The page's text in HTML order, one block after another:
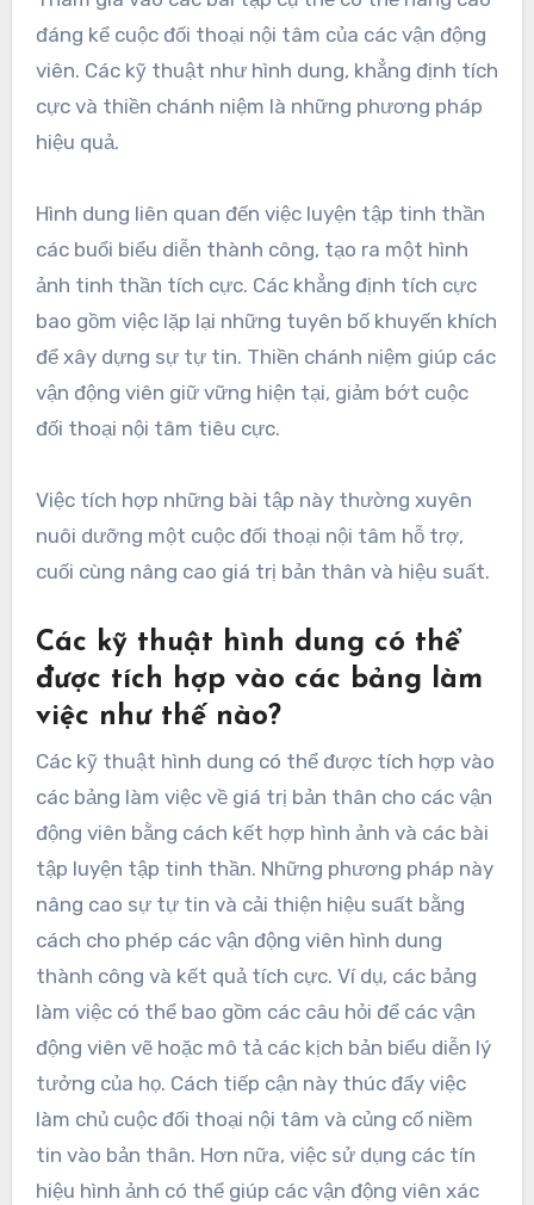
đáng kể cuộc đối thoại nội tâm của các vận động
viên. Các kỹ thuật như hình dung, khẳng định tích
cực và thiền chánh niệm là những phương pháp
hiệu quả.
Hình dung liên quan đến việc luyện tập tinh thần
các buổi biểu diễn thành công, tạo ra một hình
ảnh tinh thần tích cực. Các khẳng định tích cực
bao gồm việc lặp lại những tuyên bố khuyến khích
để xây dựng sự tự tin. Thiền chánh niệm giúp các
vận động viên giữ vững hiện tại, giảm bớt cuộc
đối thoại nội tâm tiêu cực.
Việc tích hợp những bài tập này thường xuyên
nuôi dưỡng một cuộc đối thoại nội tâm hỗ trợ,
cuối cùng nâng cao giá trị bản thân và hiệu suất.
Các kỹ thuật hình dung có thể
được tích hợp vào các bảng làm
việc như thế nào?
Các kỹ thuật hình dung có thể được tích hợp vào
các bảng làm việc về giá trị bản thân cho các vận
động viên bằng cách kết hợp hình ảnh và các bài
tập luyện tập tinh thần. Những phương pháp này
nâng cao sự tự tin và cải thiện hiệu suất bằng
cách cho phép các vận động viên hình dung
thành công và kết quả tích cực. Ví dụ, các bảng
làm việc có thể bao gồm các câu hỏi để các vận
động viên vẽ hoặc mô tả các kịch bản biểu diễn lý
tưởng của họ. Cách tiếp cận này thúc đẩy việc
làm chủ cuộc đối thoại nội tâm và củng cố niềm
tin vào bản thân. Hơn nữa, việc sử dụng các tín
hiệu hình ảnh có thể giúp các vận động viên xác